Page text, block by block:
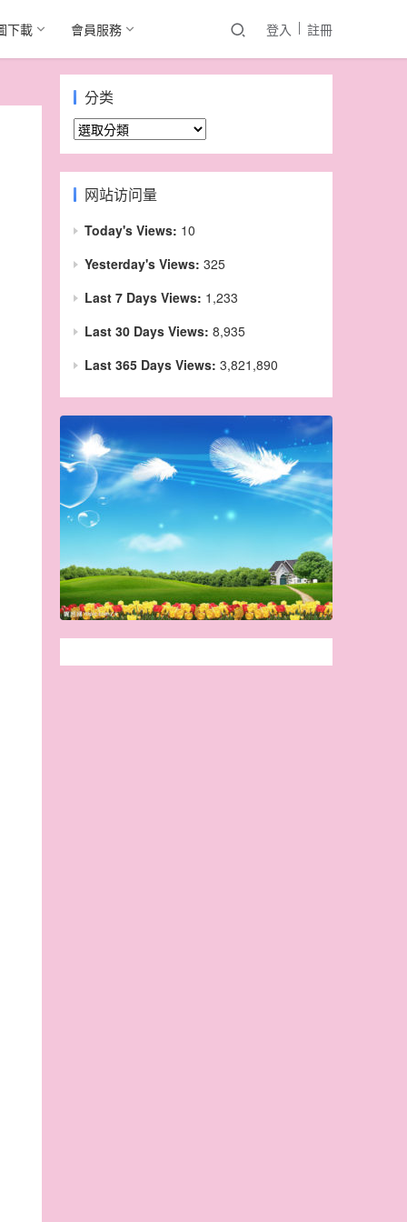
下載 會員服務 登入 註冊
分类
分
类
网站访问量
Today's Views: 10
Yesterday's Views: 325
Last 7 Days Views: 1,233
Last 30 Days Views: 8,935
Last 365 Days Views: 3,821,890